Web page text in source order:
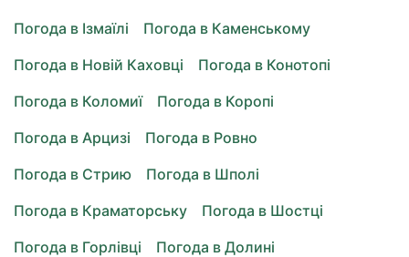
Погода в Ізмаїлі
Погода в Каменському
Погода в Новій Каховці
Погода в Конотопі
Погода в Коломиї
Погода в Коропі
Погода в Арцизі
Погода в Ровно
Погода в Стрию
Погода в Шполі
Погода в Краматорську
Погода в Шостці
Погода в Горлівці
Погода в Долині